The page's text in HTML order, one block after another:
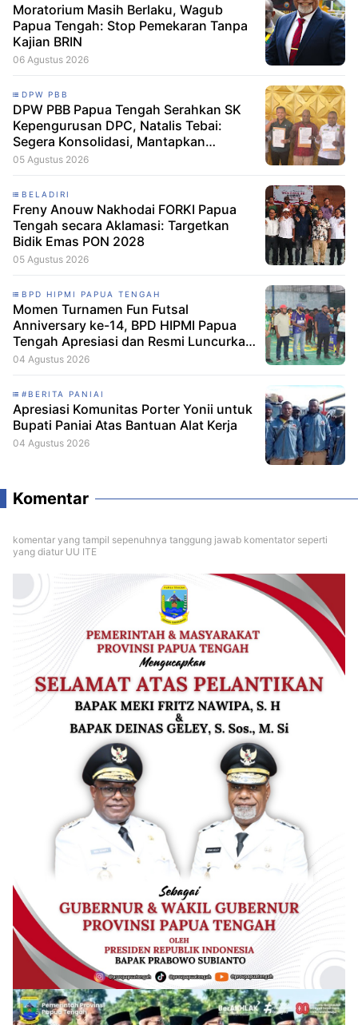
Moratorium Masih Berlaku, Wagub
Papua Tengah: Stop Pemekaran Tanpa
Kajian BRIN
06 Agustus 2026
DPW PBB
DPW PBB Papua Tengah Serahkan SK
Kepengurusan DPC, Natalis Tebai:
Segera Konsolidasi, Mantapkan
Langkah Verifikasi, untuk 'Maju' 2029
05 Agustus 2026
BELADIRI
Freny Anouw Nakhodai FORKI Papua
Tengah secara Aklamasi: Targetkan
Bidik Emas PON 2028
05 Agustus 2026
BPD HIPMI PAPUA TENGAH
Momen Turnamen Fun Futsal
Anniversary ke-14, BPD HIPMI Papua
Tengah Apresiasi dan Resmi Luncurkan
Skuad Baru Makamagu Papua FC
04 Agustus 2026
#BERITA PANIAI
Apresiasi Komunitas Porter Yonii untuk
Bupati Paniai Atas Bantuan Alat Kerja
04 Agustus 2026
Komentar
komentar yang tampil sepenuhnya tanggung jawab komentator seperti
yang diatur UU ITE